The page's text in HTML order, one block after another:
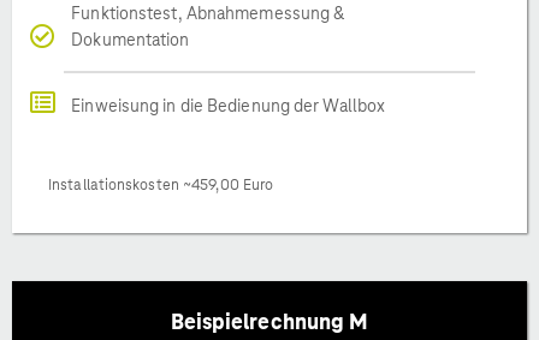
Funktionstest, Abnahmemessung &
Dokumentation
Einweisung in die Bedienung der Wallbox
Installationskosten ~459,00 Euro
Beispielrechnung M